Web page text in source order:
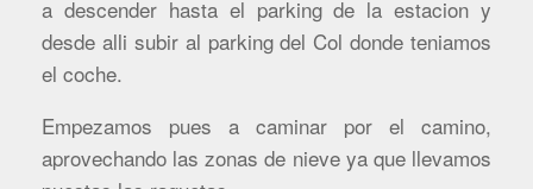
a descender hasta el parking de la estacion y
desde alli subir al parking del Col donde teniamos
el coche.
Empezamos pues a caminar por el camino,
aprovechando las zonas de nieve ya que llevamos